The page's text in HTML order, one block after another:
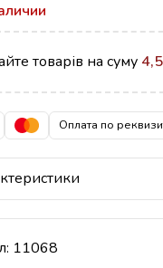
товарів на суму
Оплата по
11068